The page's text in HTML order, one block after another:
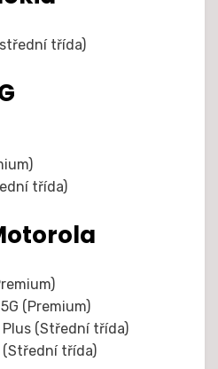
střední třída)
třída)
(Premium)
Plus (Střední třída)
(Střední třída)